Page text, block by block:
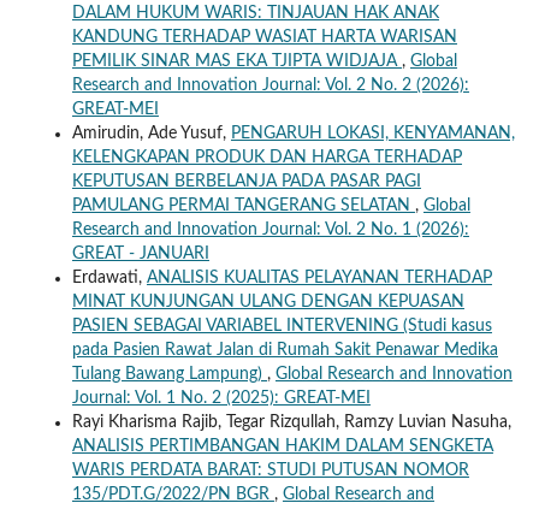
DALAM HUKUM WARIS: TINJAUAN HAK ANAK
KANDUNG TERHADAP WASIAT HARTA WARISAN
PEMILIK SINAR MAS EKA TJIPTA WIDJAJA , Global
Research and Innovation Journal: Vol. 2 No. 2 (2026):
GREAT-MEI
Amirudin, Ade Yusuf, PENGARUH LOKASI, KENYAMANAN,
KELENGKAPAN PRODUK DAN HARGA TERHADAP
KEPUTUSAN BERBELANJA PADA PASAR PAGI
PAMULANG PERMAI TANGERANG SELATAN , Global
Research and Innovation Journal: Vol. 2 No. 1 (2026):
GREAT - JANUARI
Erdawati, ANALISIS KUALITAS PELAYANAN TERHADAP
MINAT KUNJUNGAN ULANG DENGAN KEPUASAN
PASIEN SEBAGAI VARIABEL INTERVENING (Studi kasus
pada Pasien Rawat Jalan di Rumah Sakit Penawar Medika
Tulang Bawang Lampung) , Global Research and Innovation
Journal: Vol. 1 No. 2 (2025): GREAT-MEI
Rayi Kharisma Rajib, Tegar Rizqullah, Ramzy Luvian Nasuha,
ANALISIS PERTIMBANGAN HAKIM DALAM SENGKETA
WARIS PERDATA BARAT: STUDI PUTUSAN NOMOR
135/PDT.G/2022/PN BGR , Global Research and